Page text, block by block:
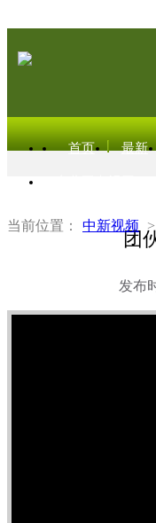
首页 最新
当前位置： 中新视频 >
团
发布